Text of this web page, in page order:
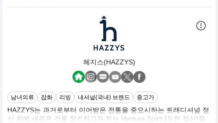
헤지스(HAZZYS)
남녀의류 잡화 리빙 내셔널(국내) 브랜드 중고가
HAZZYS는 과거로부터 이어받은 전통을 중요시하는 트래디셔널 정
신 위에 새로운 것을 창조하고자 하는 Venture Spirit (도전 정신)을